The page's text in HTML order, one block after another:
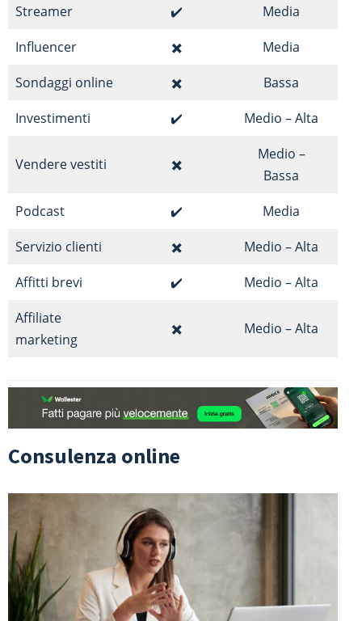
Streamer ✔️ Media
Influencer
✖️ Media
Sondaggi online
✖️ Bassa
Investimenti
✔️ Medio – Alta
Vendere vestiti ✖️
Medio –
Bassa
Podcast ✔️ Media
Servizio clienti
✖️ Medio – Alta
Affitti brevi
✔️ Medio – Alta
Affiliate
marketing
✖️ Medio – Alta
Consulenza online